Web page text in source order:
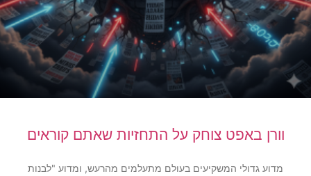
וורן באפט צוחק על התחזיות שאתם קוראים
מדוע גדולי המשקיעים בעולם מתעלמים מהרעש, ומדוע "לבנות